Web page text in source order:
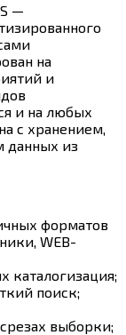
—
на
и
и на любых
с хранением,
данных из
форматов
WEB-
каталогизация;
поиск;
выборки;